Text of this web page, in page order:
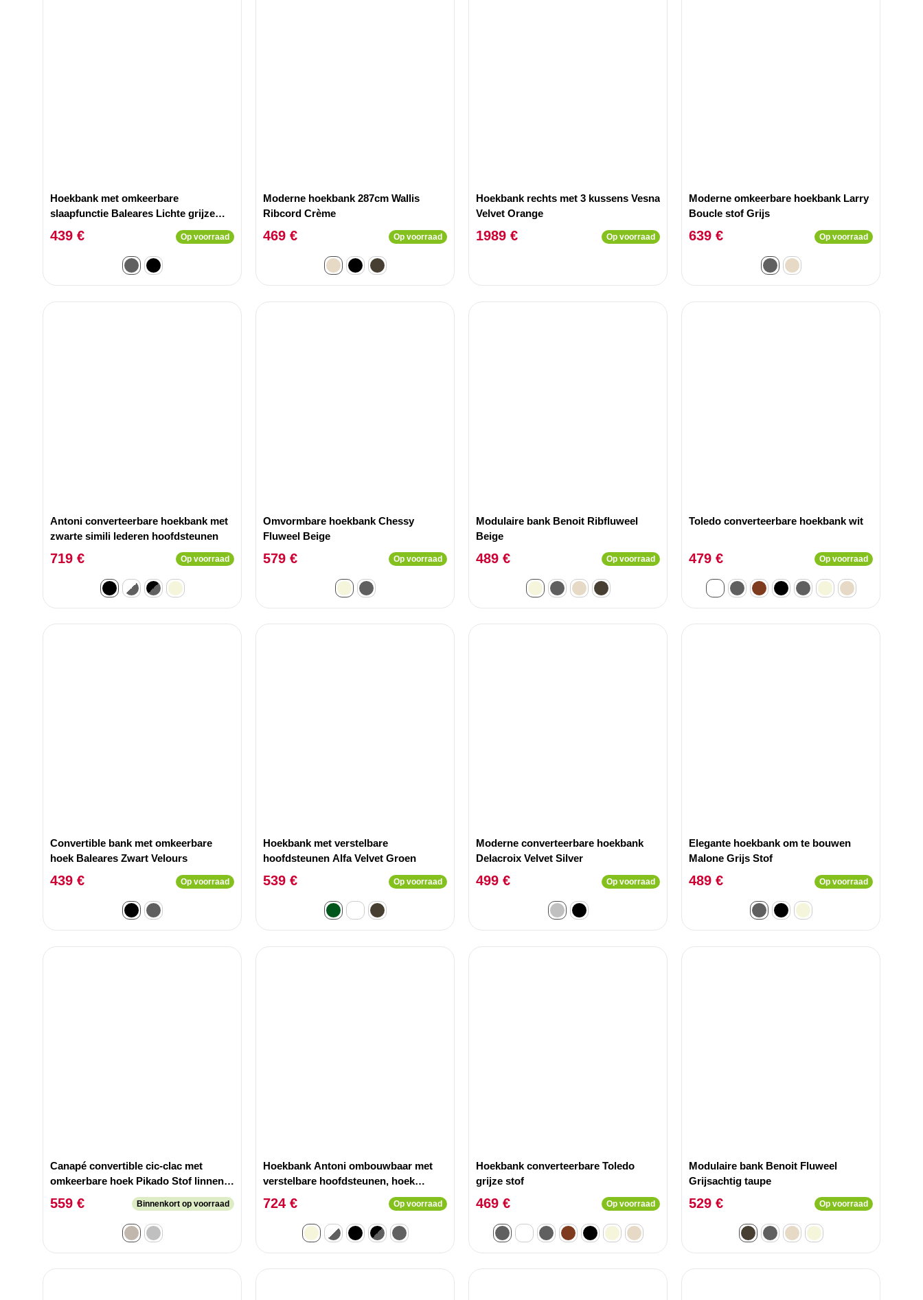
Hoekbank met omkeerbare
slaapfunctie Baleares Lichte grijze
stof
439 € Op voorraad
Moderne hoekbank 287cm Wallis
Ribcord Crème
469 € Op voorraad
Hoekbank rechts met 3 kussens Vesna
Velvet Orange
1989 € Op voorraad
Moderne omkeerbare hoekbank Larry
Boucle stof Grijs
639 € Op voorraad
Antoni converteerbare hoekbank met
zwarte simili lederen hoofdsteunen
719 € Op voorraad
Omvormbare hoekbank Chessy
Fluweel Beige
579 € Op voorraad
Modulaire bank Benoit Ribfluweel
Beige
489 € Op voorraad
Toledo converteerbare hoekbank wit
479 € Op voorraad
Convertible bank met omkeerbare
hoek Baleares Zwart Velours
439 € Op voorraad
Hoekbank met verstelbare
hoofdsteunen Alfa Velvet Groen
539 € Op voorraad
Moderne converteerbare hoekbank
Delacroix Velvet Silver
499 € Op voorraad
Elegante hoekbank om te bouwen
Malone Grijs Stof
489 € Op voorraad
Canapé convertible cic-clac met
omkeerbare hoek Pikado Stof linnen
effect Licht taupe
559 € Binnenkort op voorraad
Hoekbank Antoni ombouwbaar met
verstelbare hoofdsteunen, hoek
rechts, ribfluweel beige.
724 € Op voorraad
Hoekbank converteerbare Toledo
grijze stof
469 € Op voorraad
Modulaire bank Benoit Fluweel
Grijsachtig taupe
529 € Op voorraad